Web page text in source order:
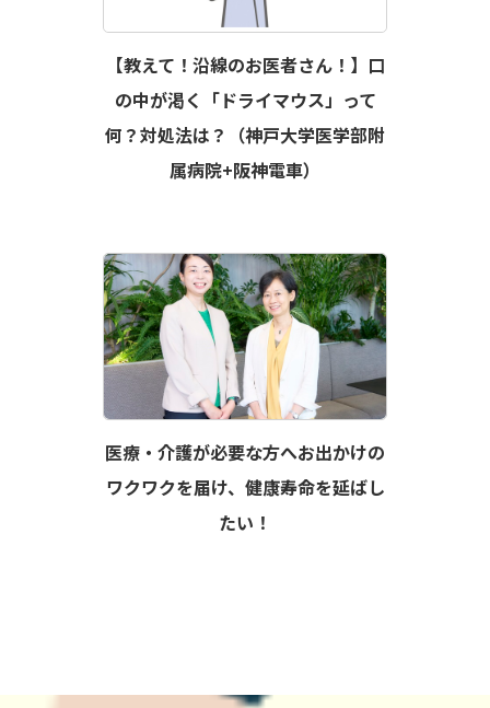
【教えて！沿線のお医者さん！】口
の中が渇く「ドライマウス」って
何？対処法は？（神戸大学医学部附
属病院+阪神電車）
医療・介護が必要な方へお出かけの
ワクワクを届け、健康寿命を延ばし
たい！